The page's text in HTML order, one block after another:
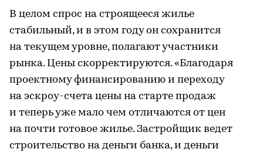
В целом спрос на строящееся жилье
стабильный, и в этом году он сохранится
на текущем уровне, полагают участники
рынка. Цены скорректируются. «Благодаря
проектному финансированию и переходу
на эскроу-счета цены на старте продаж
и теперь уже мало чем отличаются от цен
на почти готовое жилье. Застройщик ведет
строительство на деньги банка, и деньги